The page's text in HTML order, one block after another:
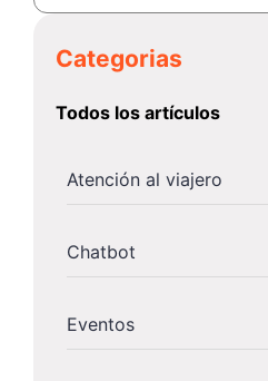
Categorias
Todos los artículos
Atención al viajero
Chatbot
Eventos